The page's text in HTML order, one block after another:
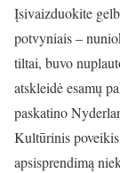
Įsivaizduokite
potvyniais –
tiltai, buvo
atskleidė esamų
paskatino
Kultūrinis
apsisprendimą